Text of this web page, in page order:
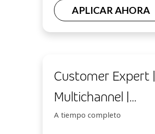
APLICAR AHORA
Customer Expert |
Multichannel |
Overnight
A tiempo completo